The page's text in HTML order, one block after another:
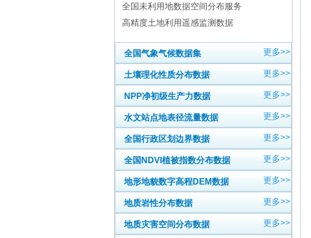
全国未利用地数据空间分布服务
高精度土地利用遥感监测数据
全国气象气候数据集 更多>>
土壤理化性质分布数据 更多>>
NPP净初级生产力数据 更多>>
水文站点地表径流量数据 更多>>
全国行政区划边界数据 更多>>
全国NDVI植被指数分布数据 更多>>
地形地貌数字高程DEM数据 更多>>
地质岩性分布数据 更多>>
地质灾害空间分布数据 更多>>